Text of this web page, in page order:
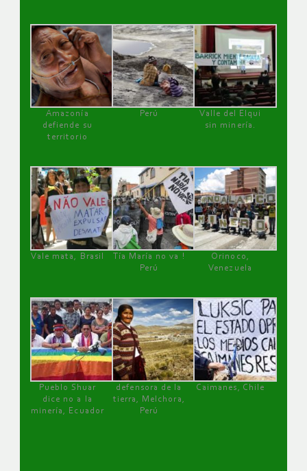
Amazonía
defiende su
territorio
Perú
Valle del Elqui
sin minería.
Vale mata, Brasil
Tía María no va !
Perú
Orinoco,
Venezuela
Pueblo Shuar
dice no a la
minería, Ecuador
defensora de la
tierra, Melchora,
Perú
Caimanes, Chile